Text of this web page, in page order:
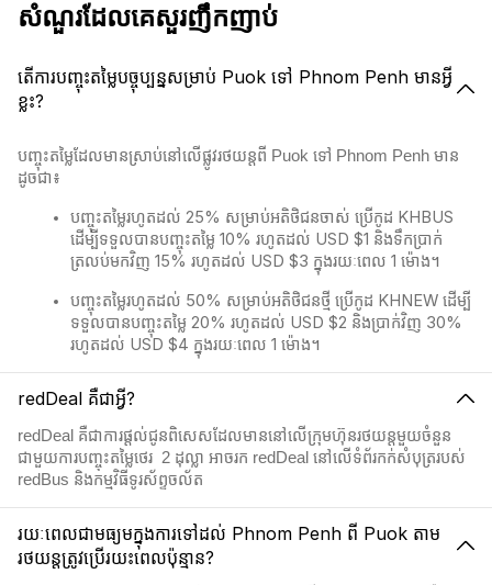
សំណួរដែលគេសួរញឹកញាប់
តើការបញ្ចុះតម្លៃបច្ចុប្បន្នសម្រាប់ Puok ទៅ Phnom Penh មានអ្វី
ខ្លះ?
បញ្ចុះតម្លៃដែលមានស្រាប់នៅលើផ្លូវរថយន្តពី Puok ទៅ Phnom Penh មាន
ដូចជា៖
បញ្ចុះតម្លៃរហូតដល់ 25% សម្រាប់អតិថិជនចាស់ ប្រើកូដ KHBUS
ដើម្បីទទួលបានបញ្ចុះតម្លៃ 10% រហូតដល់ USD $1 និងទឹកប្រាក់
ត្រលប់មកវិញ 15% រហូតដល់ USD $3 ក្នុងរយៈពេល 1 ម៉ោង។
បញ្ចុះតម្លៃរហូតដល់ 50% សម្រាប់អតិថិជនថ្មី ប្រើកូដ KHNEW ដើម្បី
ទទួលបានបញ្ចុះតម្លៃ 20% រហូតដល់ USD $2 និងប្រាក់វិញ 30%
រហូតដល់ USD $4 ក្នុងរយៈពេល 1 ម៉ោង។
redDeal គឺជាអ្វី?
redDeal គឺជាការផ្តល់ជូនពិសេសដែលមាននៅលើក្រុមហ៊ុនរថយន្តមួយចំនួន
ជាមួយការបញ្ចុះតម្លៃថេរ 2​ ដុល្លា អាចរក redDeal នៅលើទំព័រកក់សំបុត្ររបស់
redBus និងកម្មវិធីទូរស័ព្ទចល័ត
រយៈពេលជាមធ្យមក្នុងការទៅដល់ Phnom Penh ពី Puok តាម
រថយន្តត្រូវប្រើរយះពេលប៉ុន្មាន?